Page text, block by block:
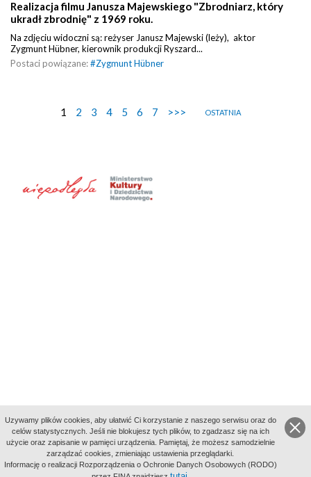
Realizacja filmu Janusza Majewskiego "Zbrodniarz, który
ukradł zbrodnię" z 1969 roku.
Na zdjęciu widoczni są: reżyser Janusz Majewski (leży), aktor
Zygmunt Hübner, kierownik produkcji Ryszard...
Postaci powiązane:#Zygmunt Hübner
1 2 3 4 5 6 7 >>> OSTATNIA
aktywności
Uzywamy plików cookies, aby ułatwić Ci korzystanie z naszego serwisu oraz do
celów statystycznych. Jeśli nie blokujesz tych plików, to zgadzasz się na ich
użycie oraz zapisanie w pamięci urządzenia. Pamiętaj, że możesz samodzielnie
zarządzać cookies, zmieniając ustawienia przeglądarki.
Informację o realizacji Rozporządzenia o Ochronie Danych Osobowych (RODO)